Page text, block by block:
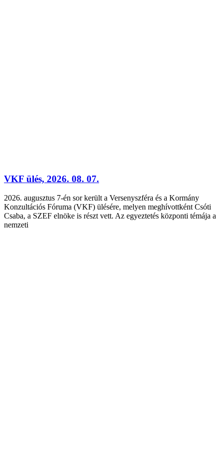
VKF ülés, 2026. 08. 07.
2026. augusztus 7-én sor került a Versenyszféra és a Kormány
Konzultációs Fóruma (VKF) ülésére, melyen meghívottként Csóti
Csaba, a SZEF elnöke is részt vett. Az egyeztetés központi témája a
nemzeti